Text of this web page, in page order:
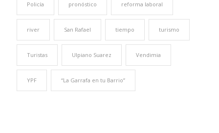
Policía pronóstico reforma laboral
river San Rafael tiempo turismo
Turistas Ulpiano Suarez Vendimia
YPF “La Garrafa en tu Barrio”